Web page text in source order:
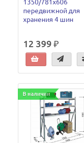
1350/781x606
передвижной для
хранения 4 шин
12 399 ₽
В наличии